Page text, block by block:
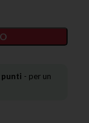
punti - per un